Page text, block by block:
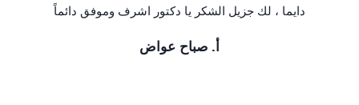
دايما ، لك جزيل الشكر يا دكتور اشرف وموفق دائماً
أ. صباح عواض